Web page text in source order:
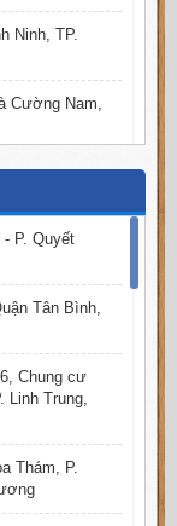
Minh Khai,
TP
Hưng Đạo,
- P.Thọ
P.Hoàng
- P. Đông
Đằng Giang,
TP Vĩnh
Ninh, TP.
Cường Nam,
P. Quyết
Tân Bình,
Chung cư
Linh Trung,
Thám, P.